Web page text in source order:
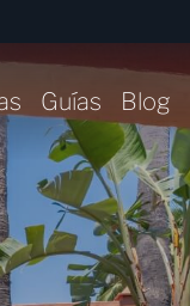
Guías Blog